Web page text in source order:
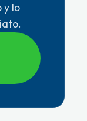
y lo